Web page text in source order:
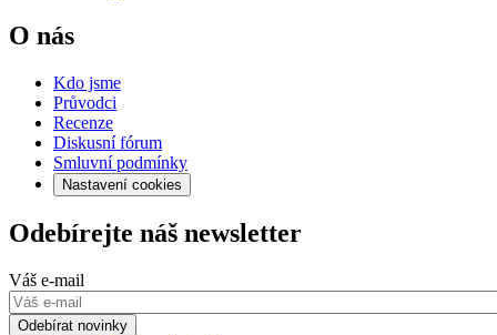
O nás
Kdo jsme
Průvodci
Recenze
Diskusní fórum
Smluvní podmínky
Nastavení cookies
Odebírejte náš newsletter
Váš e-mail
Odebírat novinky